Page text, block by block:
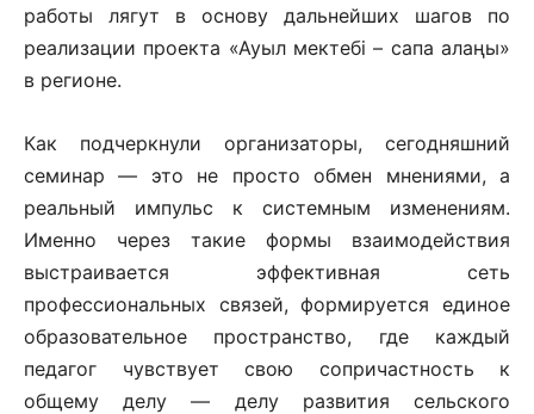
работы лягут в основу дальнейших шагов по
реализации проекта «Ауыл мектебі – сапа алаңы»
в регионе.
Как подчеркнули организаторы, сегодняшний
семинар — это не просто обмен мнениями, а
реальный импульс к системным изменениям.
Именно через такие формы взаимодействия
выстраивается эффективная сеть
профессиональных связей, формируется единое
образовательное пространство, где каждый
педагог чувствует свою сопричастность к
общему делу — делу развития сельского